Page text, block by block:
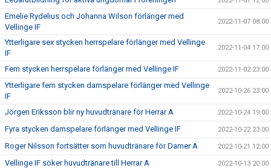
Emelie Rydelius och Johanna Wilson förlänger med
Vellinge IF
2022-11-07 08:00
Ytterligare sex stycken herrspelare förlänger med Vellinge
IF
2022-11-04 17:00
Fem stycken herrspelare förlänger med Vellinge IF 2022-11-02 23:00
Ytterligare fem stycken damspelare förlänger med Vellinge
IF
2022-10-26 23:00
Jörgen Eriksson blir ny huvudtränare för Herrar A 2022-10-24 19:00
Fyra stycken damspelare förlänger med Vellinge IF 2022-10-22 23:00
Roger Nilsson fortsätter som huvudtränare för Damer A 2022-10-21 12:00
Vellinge IF söker huvudtränare till Herrar A 2022-10-13 20:00